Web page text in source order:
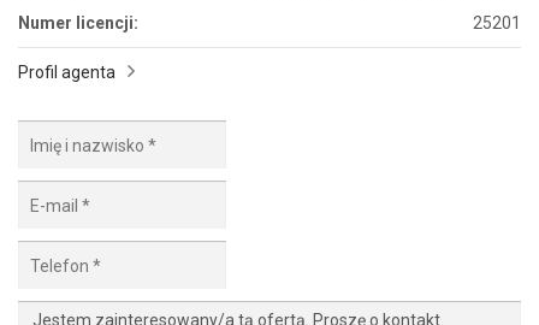
Numer licencji:
25201
Profil agenta